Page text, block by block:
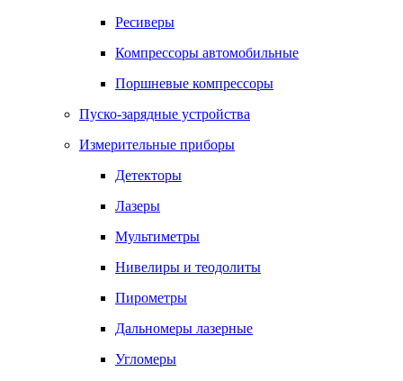
Ресиверы
Компрессоры автомобильные
Поршневые компрессоры
Пуско-зарядные устройства
Измерительные приборы
Детекторы
Лазеры
Мультиметры
Нивелиры и теодолиты
Пирометры
Дальномеры лазерные
Угломеры